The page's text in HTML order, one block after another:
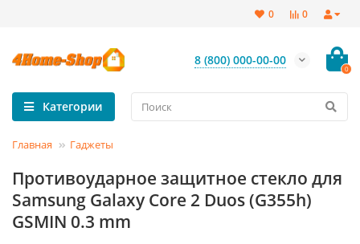
0
0
8 (800) 000-00-00
0
Категории
Главная Гаджеты
Противоударное защитное стекло для
Samsung Galaxy Core 2 Duos (G355h)
GSMIN 0.3 mm